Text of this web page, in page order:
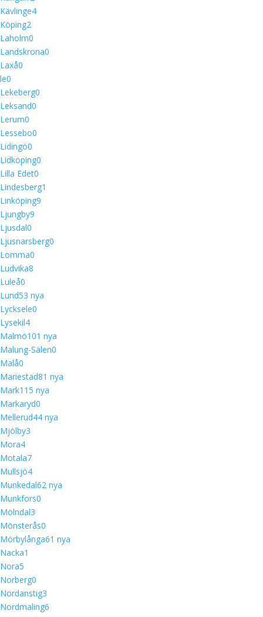
Kävlinge4
Köping2
Laholm0
Landskrona0
Laxå0
le0
Lekeberg0
Leksand0
Lerum0
Lessebo0
Lidingö0
Lidköping0
Lilla Edet0
Lindesberg1
Linköping9
Ljungby9
Ljusdal0
Ljusnarsberg0
Lomma0
Ludvika8
Luleå0
Lund53 nya
Lycksele0
Lysekil4
Malmö101 nya
Malung-Sälen0
Malå0
Mariestad81 nya
Mark115 nya
Markaryd0
Mellerud44 nya
Mjölby3
Mora4
Motala7
Mullsjö4
Munkedal62 nya
Munkfors0
Mölndal3
Mönsterås0
Mörbylånga61 nya
Nacka1
Nora5
Norberg0
Nordanstig3
Nordmaling6